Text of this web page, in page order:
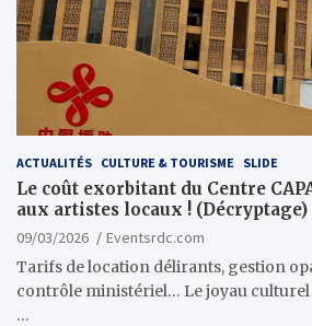
ACTUALITÉS CULTURE & TOURISME SLIDE
Le coût exorbitant du Centre
aux artistes locaux ! (Décryptage)
09/03/2026
Eventsrdc.com
Tarifs de location délirants, gestion
contrôle ministériel… Le joyau culturel
…